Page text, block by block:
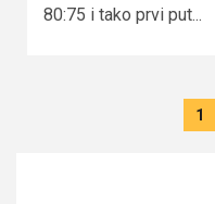
80:75 i tako prvi put...
1